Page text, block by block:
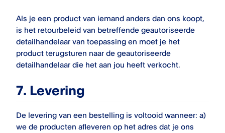
Als je een product van iemand anders dan ons koopt,
is het retourbeleid van betreffende geautoriseerde
detailhandelaar van toepassing en moet je het
product terugsturen naar de geautoriseerde
detailhandelaar die het aan jou heeft verkocht.
7. Levering
De levering van een bestelling is voltooid wanneer: a)
we de producten afleveren op het adres dat je ons